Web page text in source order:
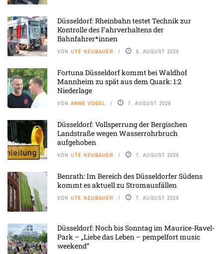
Düsseldorf: Rheinbahn testet Technik zur
Kontrolle des Fahrverhaltens der
Bahnfahrer*innen
VON UTE NEUBAUER 8. AUGUST 2026
Fortuna Düsseldorf kommt bei Waldhof
Mannheim zu spät aus dem Quark: 1:2
Niederlage
VON ANNE VOGEL 7. AUGUST 2026
Düsseldorf: Vollsperrung der Bergischen
Landstraße wegen Wasserrohrbruch
aufgehoben
VON UTE NEUBAUER 7. AUGUST 2026
Benrath: Im Bereich des Düsseldorfer Südens
kommt es aktuell zu Stromausfällen
VON UTE NEUBAUER 7. AUGUST 2026
Düsseldorf: Noch bis Sonntag im Maurice-Ravel-
Park – „Liebe das Leben – pempelfort music
weekend“